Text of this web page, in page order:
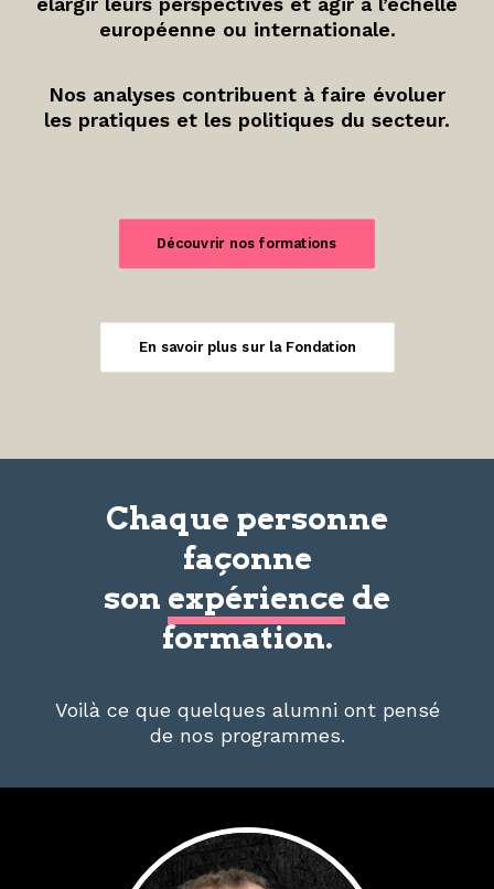
européenne ou internationale.
Nos analyses contribuent à faire évoluer
les pratiques et les politiques du secteur.
Découvrir nos formations
En savoir plus sur la Fondation
Chaque personne
façonne
son expérience de
formation.
Voilà ce que quelques alumni ont pensé
de nos programmes.